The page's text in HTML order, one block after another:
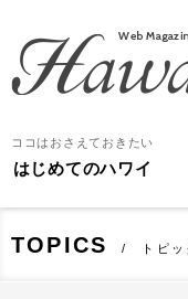
ココはおさえておきたい
はじめてのハワイ
TOPICS トピッ